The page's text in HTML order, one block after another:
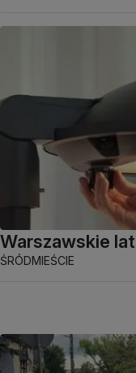
Warszawskie
ŚRÓDMIEŚCIE